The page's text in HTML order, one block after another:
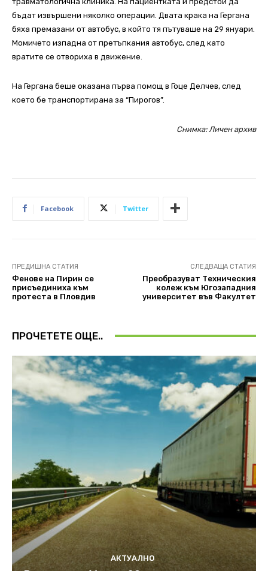
бъдат извършени няколко операции. Двата крака на Гергана
бяха премазани от автобус, в който тя пътуваше на 29 януари.
Момичето изпадна от претъпкания автобус, след като
вратите се отвориха в движение.
На Гергана беше оказана първа помощ в Гоце Делчев, след
което бе транспортирана за “Пирогов”.
Снимка: Личен архив
Facebook Twitter
ПРЕДИШНА СТАТИЯ
Фенове на Пирин се
присъединиха към
протеста в Пловдив
СЛЕДВАЩА СТАТИЯ
Преобразуват Техническия
колеж към Югозападния
университет във Факултет
ПРОЧЕТЕТЕ ОЩЕ..
АКТУАЛНО